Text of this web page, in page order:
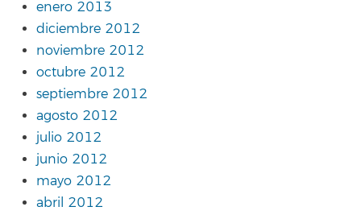
enero 2013
diciembre 2012
noviembre 2012
octubre 2012
septiembre 2012
agosto 2012
julio 2012
junio 2012
mayo 2012
abril 2012